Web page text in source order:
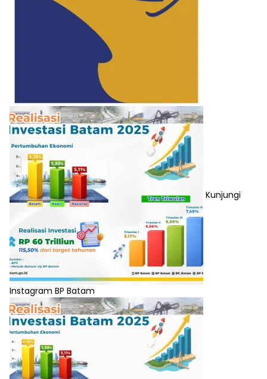
Kunjungi
Instagram BP Batam